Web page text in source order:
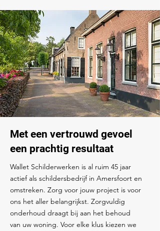
Met een vertrouwd gevoel
een prachtig resultaat
Wallet Schilderwerken is al ruim 45 jaar
actief als schildersbedrijf in Amersfoort en
omstreken. Zorg voor jouw project is voor
ons het aller belangrijkst. Zorgvuldig
onderhoud draagt bij aan het behoud
van uw woning. Voor elke klus kiezen we